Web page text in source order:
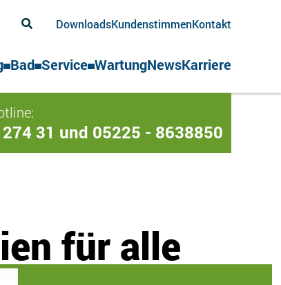
31 und 05225 - 8638850
DownloadsKundenstimmenKontakt
Bad Service WartungNewsKarriere
für alle